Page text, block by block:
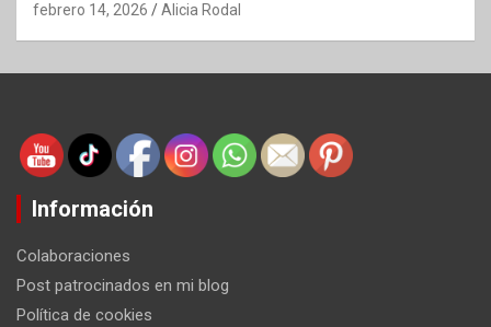
febrero 14, 2026 Alicia Rodal
Información
Colaboraciones
Post patrocinados en mi blog
Política de cookies